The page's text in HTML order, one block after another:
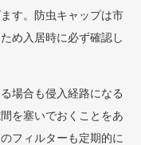
す。防虫キャップは市
め入居時に必ず確認し
場合も侵入経路になる
を塞いでおくことをあ
フィルターも定期的に